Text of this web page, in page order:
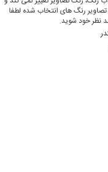
رنگ های انتخاب شده لطفا
نظر خود شوید.